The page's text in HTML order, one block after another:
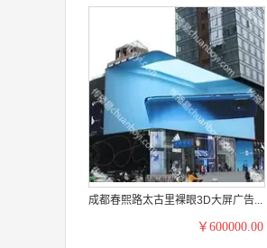
成都春熙路太古里裸眼3D大屏广告...
￥600000.00